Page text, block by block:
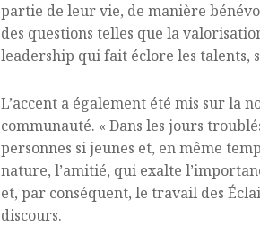
partie de leur vie, de manière
des questions telles que la
leadership qui fait éclore les talents,
L’accent a également été mis sur la
communauté. « Dans les jours
personnes si jeunes et, en même
nature, l’amitié, qui exalte
et, par conséquent, le travail des
discours.